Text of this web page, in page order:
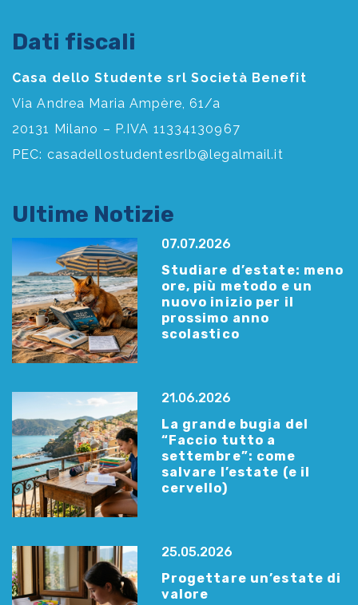
Dati fiscali
Casa dello Studente srl Società Benefit
Via Andrea Maria Ampère, 61/a
20131 Milano – P.IVA 11334130967
PEC: casadellostudentesrlb@legalmail.it
Ultime Notizie
07.07.2026
Studiare d’estate: meno
ore, più metodo e un
nuovo inizio per il
prossimo anno
scolastico
21.06.2026
La grande bugia del
“Faccio tutto a
settembre”: come
salvare l’estate (e il
cervello)
25.05.2026
Progettare un’estate di
valore